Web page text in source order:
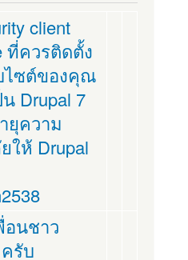
client
ที่ควรติดตั้ง
ไซต์ของคุณ
Drupal 7
ยุความ
ให้ Drupal
อนชาว
รับ